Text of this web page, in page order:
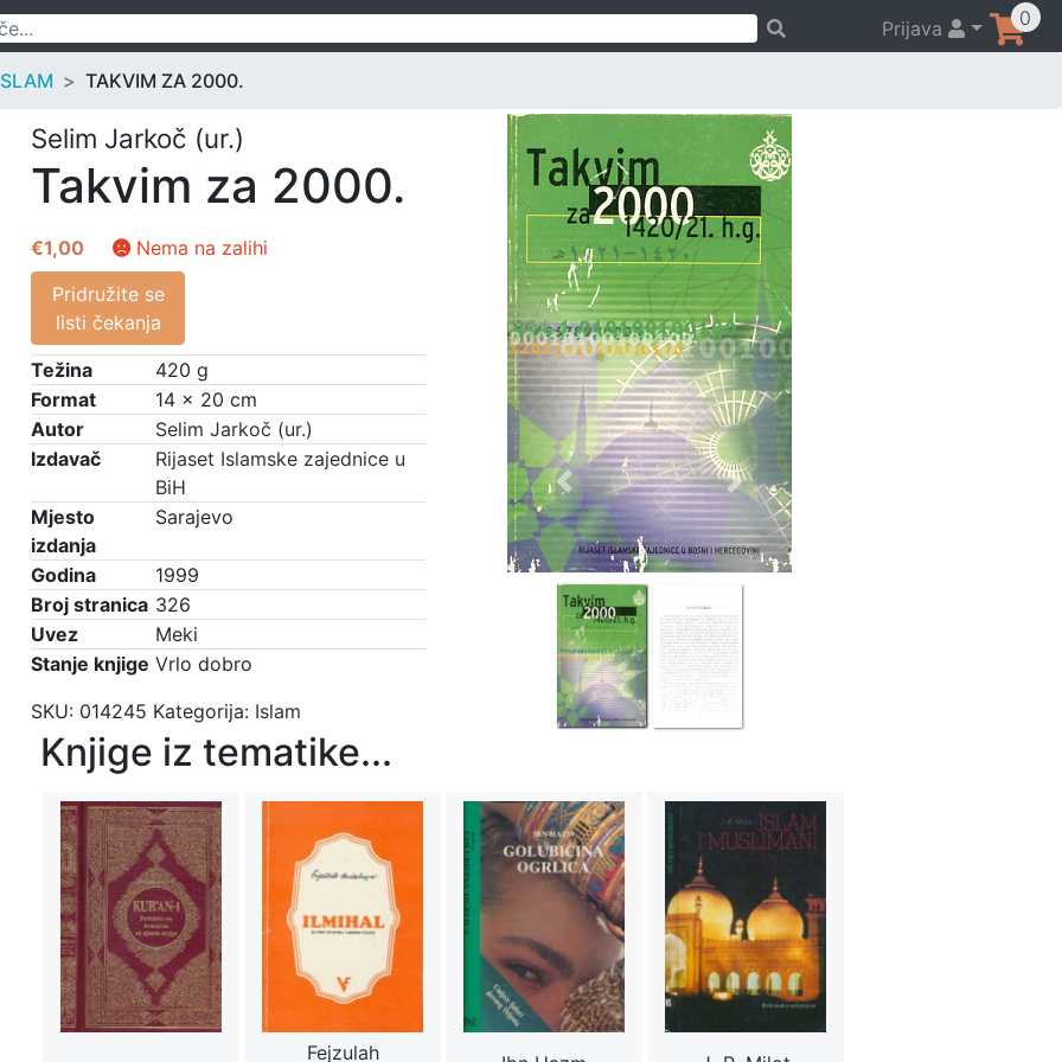
Prijava 0
TAKVIM ZA 2000.
Selim Jarkoč (ur.)
Takvim za 2000.
€1,00
Nema na zalihi
Pridružite se
listi čekanja
Težina
420 g
Format
14 × 20 cm
Autor
Selim Jarkoč (ur.)
Izdavač
Rijaset Islamske zajednice u
BiH
Mjesto
izdanja
Sarajevo
Godina
1999
Broj stranica 326
Uvez
Meki
Stanje knjige Vrlo dobro
SKU: 014245 Kategorija: Islam
Previous Next
Knjige iz tematike...
Fejzulah